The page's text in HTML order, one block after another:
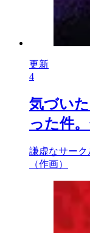
更新
4
気づい
った件
謙虚なサーク
（作画）